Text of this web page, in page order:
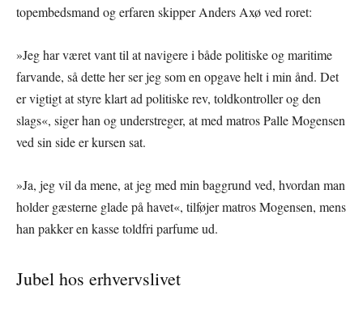
topembedsmand og erfaren skipper Anders Axø ved roret:
»Jeg har været vant til at navigere i både politiske og maritime
farvande, så dette her ser jeg som en opgave helt i min ånd. Det
er vigtigt at styre klart ad politiske rev, toldkontroller og den
slags«, siger han og understreger, at med matros Palle Mogensen
ved sin side er kursen sat.
»Ja, jeg vil da mene, at jeg med min baggrund ved, hvordan man
holder gæsterne glade på havet«, tilføjer matros Mogensen, mens
han pakker en kasse toldfri parfume ud.
Jubel hos erhvervslivet